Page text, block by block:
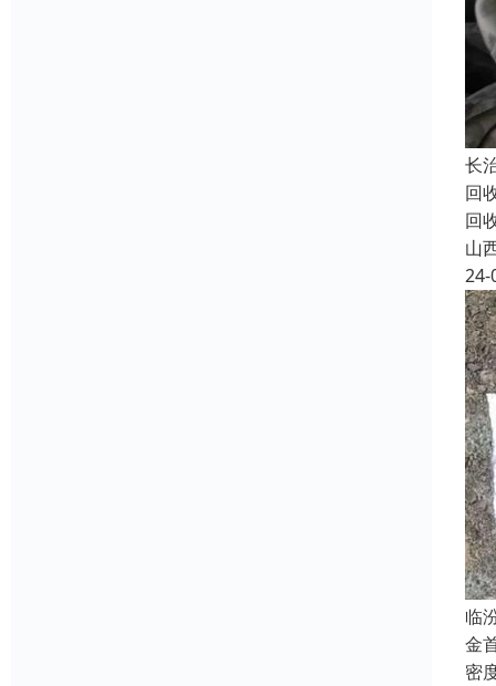
长
回
回
山
24-
临
金
密